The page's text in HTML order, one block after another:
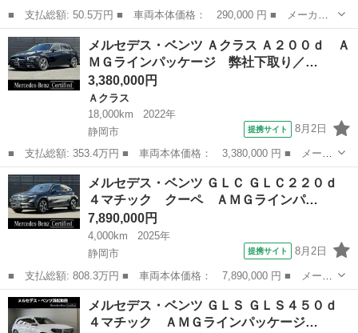
■ 支払総額: 50.5万円 ■ 車両本体価格： 290,000 円 ■ メーカー
名： メルセデス・ベンツ ■ 車種名： Ｂクラス ■ グレード
名： Ｂ１８０ スポーツ セーフティＰＫＧ 純正ＡＶナビＴＶ
Ｂカメラ パドル...
岐阜 岐阜市 Ｂクラス
メルセデス・ベンツ Ａクラス Ａ２００ｄ Ａ
ＭＧラインパッケージ 弊社下取り／…
3,380,000円
Ａクラス
18,000km
2022年
静岡市
提携サイト 8月2日
■ 支払総額: 353.4万円 ■ 車両本体価格： 3,380,000 円 ■ メーカ
ー名： メルセデス・ベンツ ■ 車種名： Ａクラス ■ グレード
名： Ａ２００ｄ ＡＭＧラインパッケージ 弊社下取り／ＡＭＧラ
イン／パノ...
静岡 静岡市 Ａクラス
メルセデス・ベンツ ＧＬＣ ＧＬＣ２２０ｄ
４マチック クーペ ＡＭＧラインパ…
7,890,000円
4,000km
2025年
静岡市
提携サイト 8月2日
■ 支払総額: 808.3万円 ■ 車両本体価格： 7,890,000 円 ■ メーカ
ー名： メルセデス・ベンツ ■ 車種名： ＧＬＣ ■ グレード
名： ＧＬＣ２２０ｄ ４マチック クーペ ＡＭＧラインパッケー
ジ／レーダー...
静岡 静岡市 ベンツ（メルセデス）
メルセデス・ベンツ ＧＬＳ ＧＬＳ４５０ｄ
４マチック ＡＭＧラインパッケージ…